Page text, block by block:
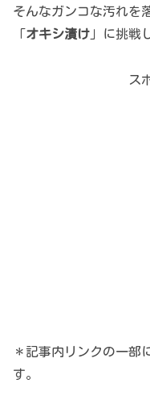
そんなガンコな汚れを
「 オキシ漬け 」に挑戦
ス
＊記事内リンクの一部
す。